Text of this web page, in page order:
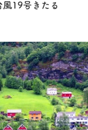
風19号きたる